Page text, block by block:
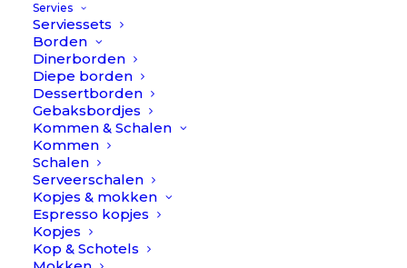
Servies
Serviessets
Borden
Dinerborden
Diepe borden
Dessertborden
Gebaksbordjes
Kommen & Schalen
Kommen
Schalen
Serveerschalen
Kopjes & mokken
Espresso kopjes
Kopjes
Kop & Schotels
Goa - Blauw/Goud - Botermes // Cutipol